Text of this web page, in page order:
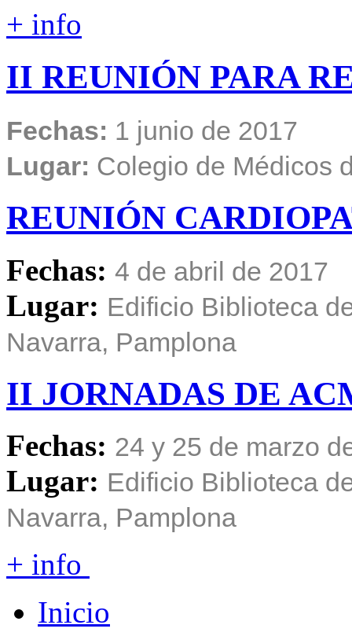
+ info
II REUNIÓN PARA
Fechas: 1 junio de 2017
Lugar: Colegio de Médicos
REUNIÓN
Fechas: 4 de abril de 2017
Lugar: Edificio Biblioteca
Navarra, Pamplona
II JORNADAS DE
Fechas: 24 y 25 de marzo
Lugar: Edificio Biblioteca
Navarra, Pamplona
+ info
Inicio